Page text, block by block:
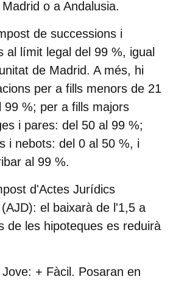
o a Andalusia.
de successions i
al límit legal del 99 %, igual
de Madrid. A més, hi
per a fills menors de 21
99 %; per a fills majors
i pares: del 50 al 99 %;
i nebots: del 0 al 50 %, i
al 99 %.
d'Actes Jurídics
el baixarà de l'1,5 a
de les hipoteques es reduirà
+ Fàcil. Posaran en